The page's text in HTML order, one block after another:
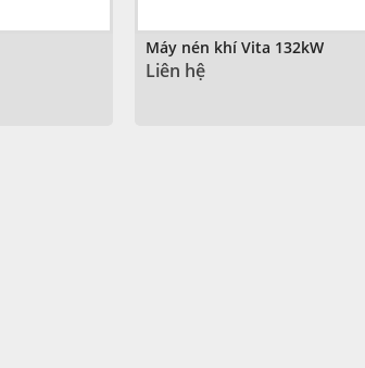
Máy nén khí Vita 132kW
Liên hệ